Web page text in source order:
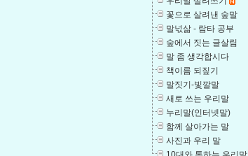
꽃으로 살려낸 숲말
말넋삶 - 람타 공부
숲에서 짓는 글살림
말 좀 생각합시다
책이름 되짚기
말짓기-빛깔말
새로 쓰는 우리말
누리말(인터넷말)
함께 살아가는 말
사진과 우리 말